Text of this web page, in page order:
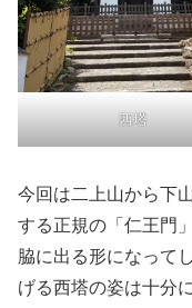
西塔
今回は二上山から下
する正規の「仁王門
脇に出る形になって
げる西塔の姿は十分